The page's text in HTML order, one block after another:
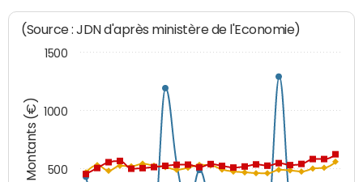
Montants (€)
(Source : JDN d'après ministère de l'Economie)
500
1000
1500